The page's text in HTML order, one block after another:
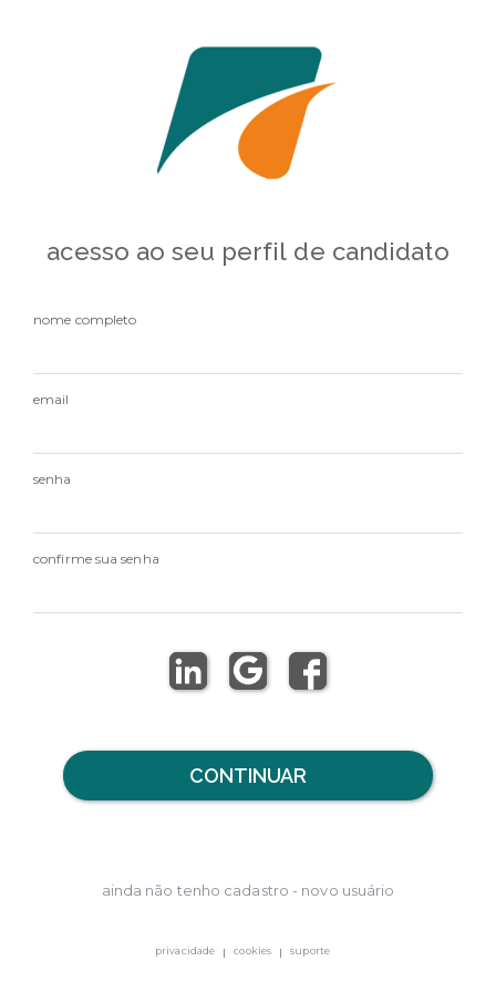
acesso ao seu perfil de candidato
nome completo
email
senha
confirme sua senha
CONTINUAR
ainda não tenho cadastro - novo usuário
privacidade cookies suporte